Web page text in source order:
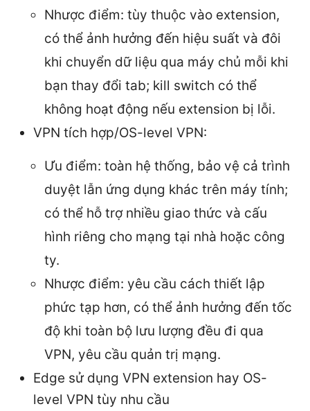
Nhược điểm: tùy thuộc vào extension,
có thể ảnh hưởng đến hiệu suất và đôi
khi chuyển dữ liệu qua máy chủ mỗi khi
bạn thay đổi tab; kill switch có thể
không hoạt động nếu extension bị lỗi.
VPN tích hợp/OS-level VPN:
Ưu điểm: toàn hệ thống, bảo vệ cả trình
duyệt lẫn ứng dụng khác trên máy tính;
có thể hỗ trợ nhiều giao thức và cấu
hình riêng cho mạng tại nhà hoặc công
ty.
Nhược điểm: yêu cầu cách thiết lập
phức tạp hơn, có thể ảnh hưởng đến tốc
độ khi toàn bộ lưu lượng đều đi qua
VPN, yêu cầu quản trị mạng.
Edge sử dụng VPN extension hay OS-
level VPN tùy nhu cầu